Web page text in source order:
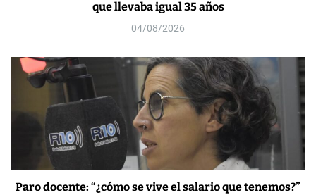
que llevaba igual 35 años
04/08/2026
Paro docente: “¿cómo se vive el salario que tenemos?”